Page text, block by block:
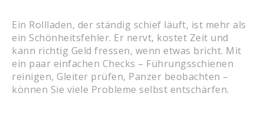
Ein Rollladen, der ständig schief läuft, ist mehr als
ein Schönheitsfehler. Er nervt, kostet Zeit und
kann richtig Geld fressen, wenn etwas bricht. Mit
ein paar einfachen Checks – Führungsschienen
reinigen, Gleiter prüfen, Panzer beobachten –
können Sie viele Probleme selbst entschärfen.